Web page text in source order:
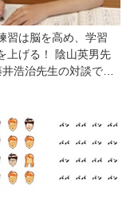
習は脳を高め、学習
上げる！ 陰山英男先
浩治先生の対談でわ
えられる